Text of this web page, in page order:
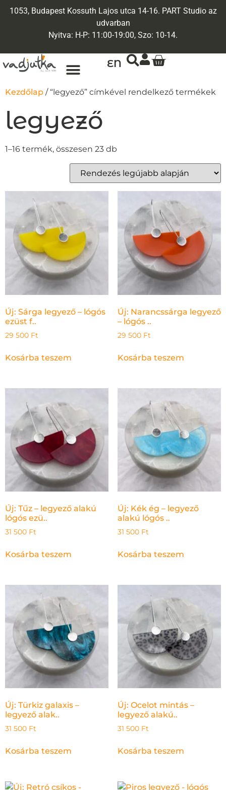
1053, Budapest Kossuth Lajos utca 14-16. PART Studio az
udvarban
Nyitva: H-P: 11:00-19:00, Szo: 10-14.
EN
Kezdőlap / “legyező” címkével rendelkező termékek
legyező
1–16 termék, összesen 23 db
Új: Sárga legyező – lógós
ezüst f..
29 500 Ft
Kosárba teszem
Új: Narancssárga legyező
– lógós ..
29 500 Ft
Kosárba teszem
Új: Tűz – legyező alakú
lógós ezü..
31 500 Ft
Kosárba teszem
Új: Kék ég – legyező
alakú lógós ..
31 500 Ft
Kosárba teszem
Új: Türkiz galaxis –
legyező alak..
31 500 Ft
Kosárba teszem
Új: Ocelot mintás –
legyező alakú..
31 500 Ft
Kosárba teszem